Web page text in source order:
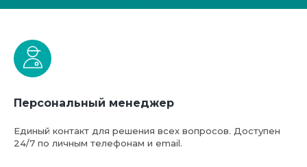
Персональный менеджер
Единый контакт для решения всех вопросов. Доступен
24/7 по личным телефонам и email.